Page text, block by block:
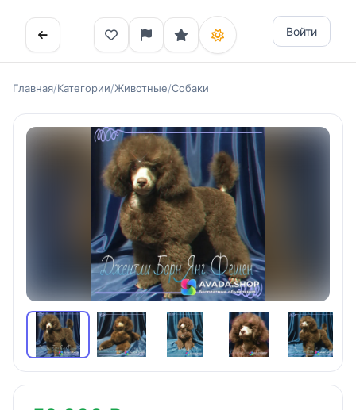
Войти
Главная/Категории/Животные/Собаки